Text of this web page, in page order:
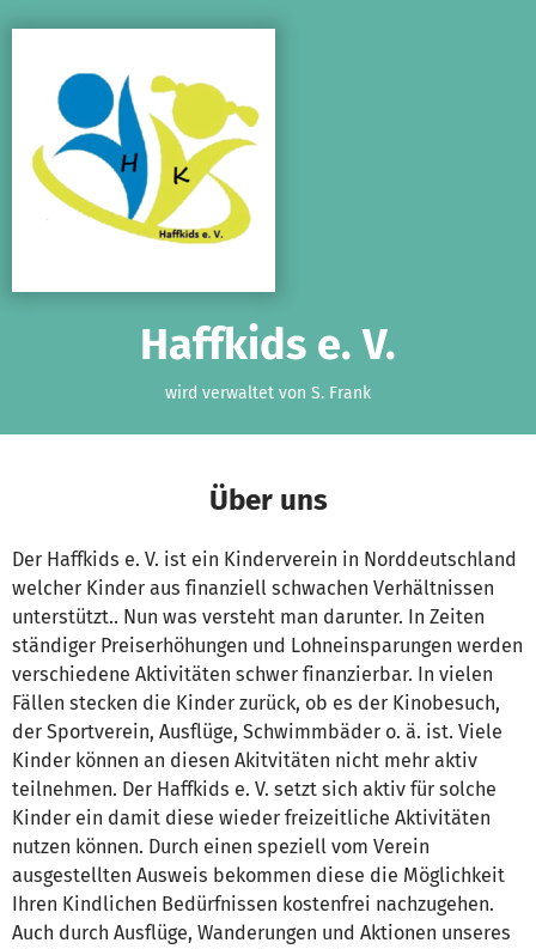
Haffkids e. V.
wird verwaltet von S. Frank
Über uns
Der Haffkids e. V. ist ein Kinderverein in Norddeutschland
welcher Kinder aus finanziell schwachen Verhältnissen
unterstützt.. Nun was versteht man darunter. In Zeiten
ständiger Preiserhöhungen und Lohneinsparungen werden
verschiedene Aktivitäten schwer finanzierbar. In vielen
Fällen stecken die Kinder zurück, ob es der Kinobesuch,
der Sportverein, Ausflüge, Schwimmbäder o. ä. ist. Viele
Kinder können an diesen Akitvitäten nicht mehr aktiv
teilnehmen. Der Haffkids e. V. setzt sich aktiv für solche
Kinder ein damit diese wieder freizeitliche Aktivitäten
nutzen können. Durch einen speziell vom Verein
ausgestellten Ausweis bekommen diese die Möglichkeit
Ihren Kindlichen Bedürfnissen kostenfrei nachzugehen.
Auch durch Ausflüge, Wanderungen und Aktionen unseres